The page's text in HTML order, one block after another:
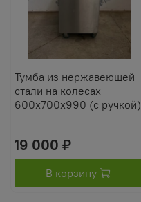
Тумба из нержавеющей
стали на колесах
600х700х990 (с ручкой)
19 000 ₽
В корзину